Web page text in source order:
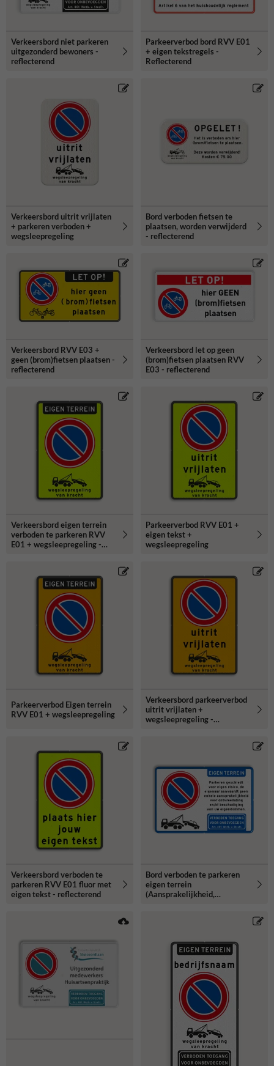
Verkeersbord niet parkeren
uitgezonderd bewoners -
reflecterend
Parkeerverbod bord RVV E01
+ eigen tekstregels -
Reflecterend
Verkeersbord uitrit vrijlaten
+ parkeren verboden +
wegsleepregeling
Bord verboden fietsen te
plaatsen, worden verwijderd
- reflecterend
Verkeersbord RVV E03 +
geen (brom)fietsen plaatsen -
reflecterend
Verkeersbord let op geen
(brom)fietsen plaatsen RVV
E03 - reflecterend
Verkeersbord eigen terrein
verboden te parkeren RVV
E01 + wegsleepregeling -
Parkeerverbod RVV E01 +
eigen tekst +
wegsleepregeling
Parkeerverbod Eigen terrein
RVV E01 + wegsleepregeling
Verkeersbord parkeerverbod
uitrit vrijlaten +
wegsleepregeling -
Verkeersbord verboden te
parkeren RVV E01 fluor met
eigen tekst - reflecterend
Bord verboden te parkeren
eigen terrein
(Aansprakelijkheid,